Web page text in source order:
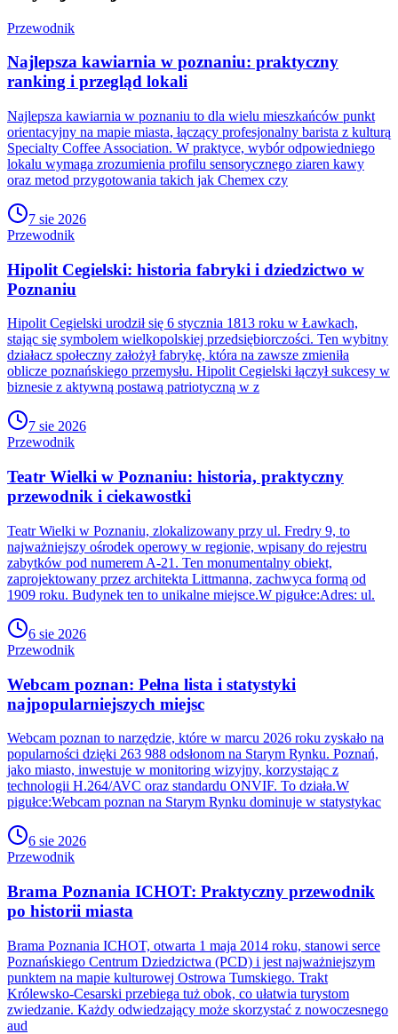
Przewodnik
Najlepsza kawiarnia w poznaniu: praktyczny
ranking i przegląd lokali
Najlepsza kawiarnia w poznaniu to dla wielu mieszkańców punkt
orientacyjny na mapie miasta, łączący profesjonalny barista z kulturą
Specialty Coffee Association. W praktyce, wybór odpowiedniego
lokalu wymaga zrozumienia profilu sensorycznego ziaren kawy
oraz metod przygotowania takich jak Chemex czy
7 sie 2026
Przewodnik
Hipolit Cegielski: historia fabryki i dziedzictwo w
Poznaniu
Hipolit Cegielski urodził się 6 stycznia 1813 roku w Ławkach,
stając się symbolem wielkopolskiej przedsiębiorczości. Ten wybitny
działacz społeczny założył fabrykę, która na zawsze zmieniła
oblicze poznańskiego przemysłu. Hipolit Cegielski łączył sukcesy w
biznesie z aktywną postawą patriotyczną w z
7 sie 2026
Przewodnik
Teatr Wielki w Poznaniu: historia, praktyczny
przewodnik i ciekawostki
Teatr Wielki w Poznaniu, zlokalizowany przy ul. Fredry 9, to
najważniejszy ośrodek operowy w regionie, wpisany do rejestru
zabytków pod numerem A-21. Ten monumentalny obiekt,
zaprojektowany przez architekta Littmanna, zachwyca formą od
1909 roku. Budynek ten to unikalne miejsce.W pigułce:Adres: ul.
6 sie 2026
Przewodnik
Webcam poznan: Pełna lista i statystyki
najpopularniejszych miejsc
Webcam poznan to narzędzie, które w marcu 2026 roku zyskało na
popularności dzięki 263 988 odsłonom na Starym Rynku. Poznań,
jako miasto, inwestuje w monitoring wizyjny, korzystając z
technologii H.264/AVC oraz standardu ONVIF. To działa.W
pigułce:Webcam poznan na Starym Rynku dominuje w statystykac
6 sie 2026
Przewodnik
Brama Poznania ICHOT: Praktyczny przewodnik
po historii miasta
Brama Poznania ICHOT, otwarta 1 maja 2014 roku, stanowi serce
Poznańskiego Centrum Dziedzictwa (PCD) i jest najważniejszym
punktem na mapie kulturowej Ostrowa Tumskiego. Trakt
Królewsko-Cesarski przebiega tuż obok, co ułatwia turystom
zwiedzanie. Każdy odwiedzający może skorzystać z nowoczesnego
aud